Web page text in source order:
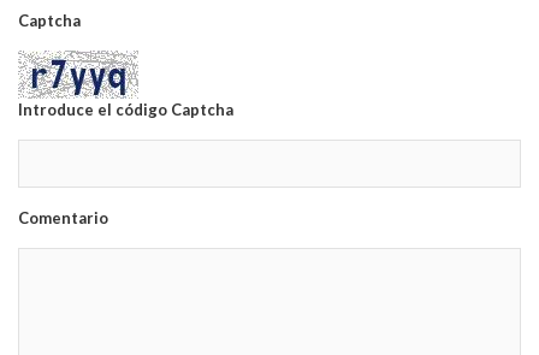
Captcha
Introduce el código Captcha
Comentario